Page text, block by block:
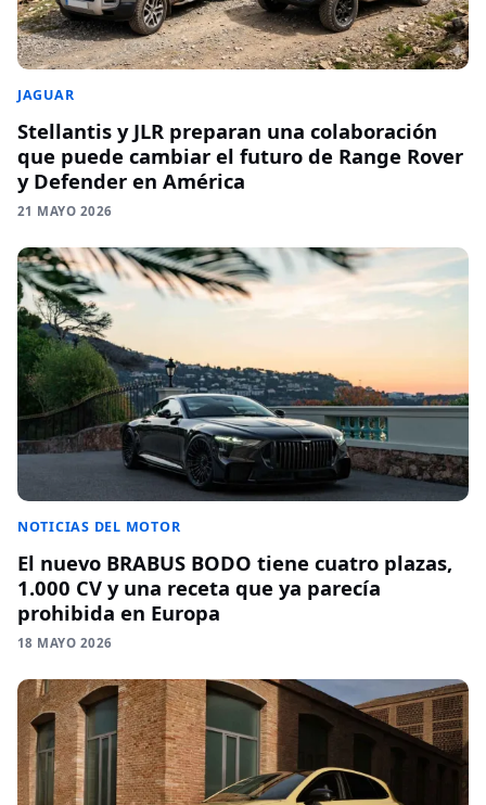
JAGUAR
Stellantis y JLR preparan una colaboración
que puede cambiar el futuro de Range Rover
y Defender en América
21 MAYO 2026
NOTICIAS DEL MOTOR
El nuevo BRABUS BODO tiene cuatro plazas,
1.000 CV y una receta que ya parecía
prohibida en Europa
18 MAYO 2026